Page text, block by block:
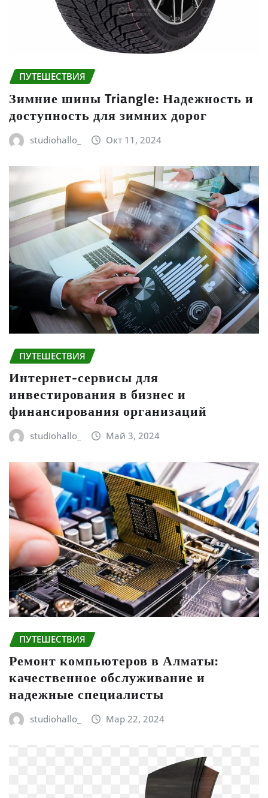
ПУТЕШЕСТВИЯ
Зимние шины Triangle: Надежность и
доступность для зимних дорог
studiohallo_ Окт 11, 2024
ПУТЕШЕСТВИЯ
Интернет-сервисы для
инвестирования в бизнес и
финансирования организаций
studiohallo_ Май 3, 2024
ПУТЕШЕСТВИЯ
Ремонт компьютеров в Алматы:
качественное обслуживание и
надежные специалисты
studiohallo_ Мар 22, 2024